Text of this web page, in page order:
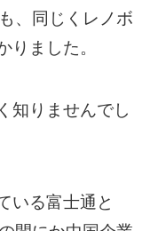
、同じくレノボ
りました。
知りませんでし
いる富士通と